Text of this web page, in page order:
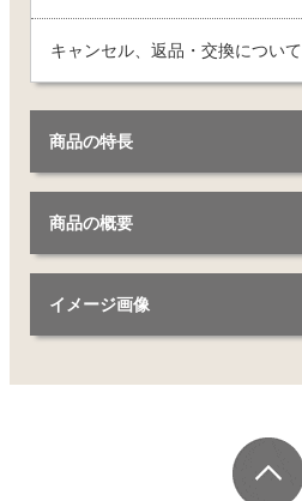
キャンセル、返品・交換について
商品の特長
商品の概要
イメージ画像